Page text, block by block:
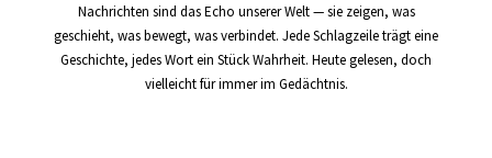
Nachrichten sind das Echo unserer Welt — sie zeigen, was
geschieht, was bewegt, was verbindet. Jede Schlagzeile trägt eine
Geschichte, jedes Wort ein Stück Wahrheit. Heute gelesen, doch
vielleicht für immer im Gedächtnis.